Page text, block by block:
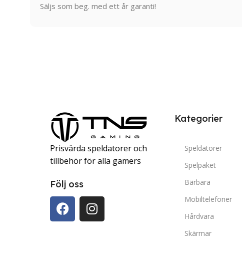
Säljs som beg. med ett år garanti!
Prisvärda speldatorer och
tillbehör för alla gamers
Följ oss
Kategorier
Speldatorer
Spelpaket
Bärbara
Mobiltelefoner
Hårdvara
Skärmar